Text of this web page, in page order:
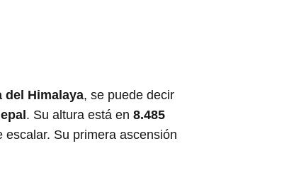
del Himalaya, se puede decir
. Su altura está en 8.485
Su primera ascensión